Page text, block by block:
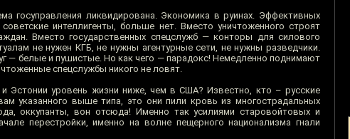
госуправления ликвидирована. Экономика в руинах. Эффективных
интеллигенты, больше нет. Вместо уничтоженного строят
Вместо государственных спецслужб — конторы для силового
не нужен КГБ, не нужны агентурные сети, не нужны разведчики.
— белые и пушистые. Но как чего — парадокс! Немедленно поднимают
спецслужбы никого не ловят.
Эстонии уровень жизни ниже, чем в США? Известно, кто – русские
указанного выше типа, это они пили кровь из многострадальных
оккупанты, вон отсюда! Именно так усилиями старовойтовых и
перестройки, именно на волне пещерного национализма гнали